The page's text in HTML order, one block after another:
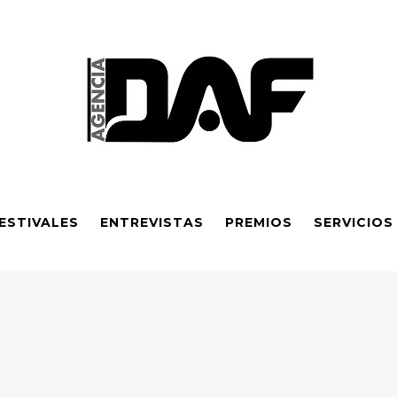
ENTREVISTAS PREMIOS SERVICIOS